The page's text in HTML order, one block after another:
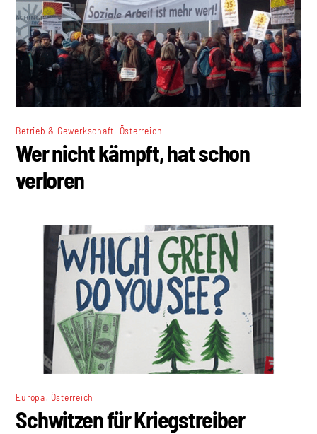
Betrieb & Gewerkschaft Österreich
Wer nicht kämpft, hat schon
verloren
Europa Österreich
Schwitzen für Kriegstreiber